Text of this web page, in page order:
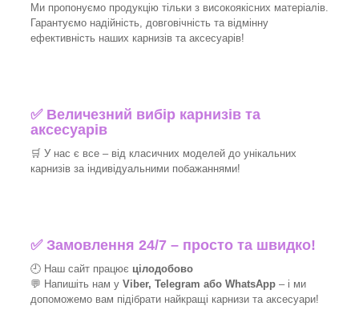
Ми пропонуємо продукцію тільки з високоякісних матеріалів.
Гарантуємо надійність, довговічність та відмінну
ефективність наших карнизів та аксесуарів!​
✅ Величезний вибір карнизів та
аксесуарів
🛒 У нас є все – від класичних моделей до унікальних
карнизів за індивідуальними побажаннями!​
✅Замовлення 24/7 – просто та швидко!
🕘 Наш сайт працює цілодобово
💬 Напишіть нам у Viber, Telegram або WhatsApp – і ми
допоможемо вам підібрати найкращі карнизи та аксесуари!